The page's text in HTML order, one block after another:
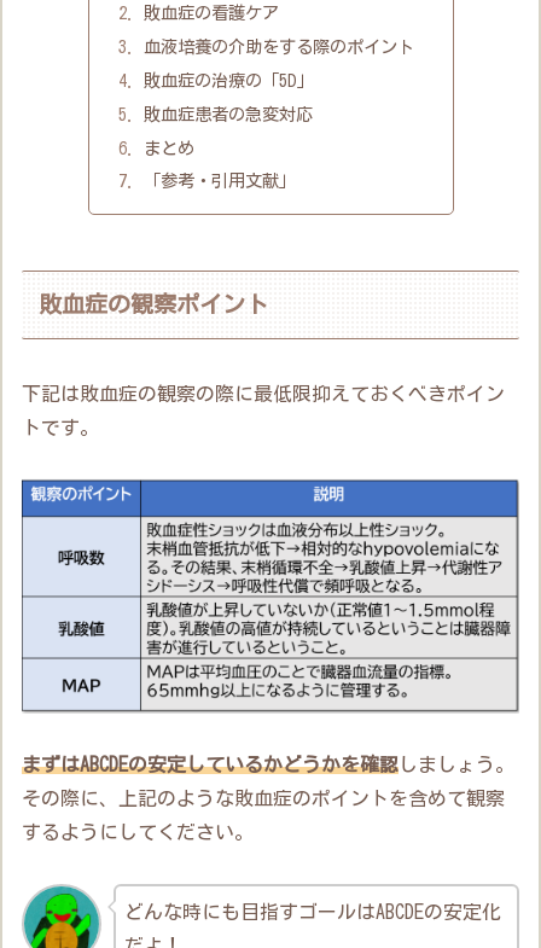
敗血症の看護ケア
血液培養の介助をする際のポイント
敗血症の治療の「5D」
敗血症患者の急変対応
まとめ
「参考・引用文献」
敗血症の観察ポイント
下記は敗血症の観察の際に最低限抑えておくべきポイン
トです。
まずはABCDEの安定しているかどうかを確認しましょう。
その際に、上記のような敗血症のポイントを含めて観察
するようにしてください。
どんな時にも目指すゴールはABCDEの安定化